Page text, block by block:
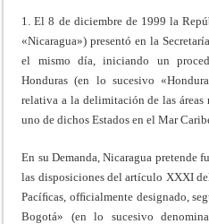
1. El 8 de diciembre de 1999 la
«Nicaragua») presentó en la
el mismo día, iniciando un
Honduras (en lo sucesivo
relativa a la delimitación de las áreas
uno de dichos Estados en el Mar
En su Demanda, Nicaragua pretende
las disposiciones del artículo XXXI
Pacíﬁcas, ofﬁcialmente designado,
Bogotá» (en lo sucesivo